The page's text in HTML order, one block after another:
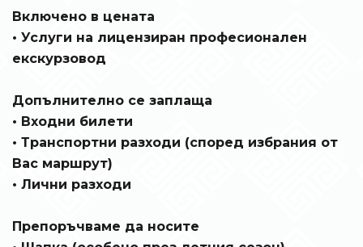
Включено в цената
• Услуги на лицензиран професионален
екскурзовод
Допълнително се заплаща
• Входни билети
• Транспортни разходи (според избрания от
Вас маршрут)
• Лични разходи
Препоръчваме да носите